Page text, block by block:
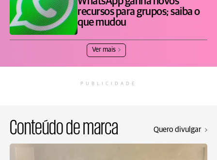
recursos para grupos; saiba o
que mudou
Ver mais
PUBLICIDADE
Conteúdo de marca Quero divulgar